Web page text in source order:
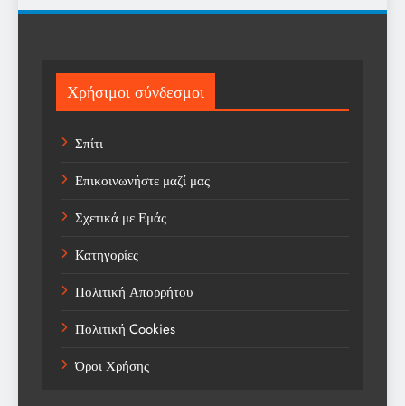
Sport
Sports
Technology
Trending
Weather
Αγορά
Αγορά Εργασίας
Αγροτικά Νέα
Αεροπορία
Χρήσιμοι σύνδεσμοι
Σπίτι
Επικοινωνήστε μαζί μας
Σχετικά με Εμάς
Κατηγορίες
Πολιτική Απορρήτου
Πολιτική Cookies
Όροι Χρήσης